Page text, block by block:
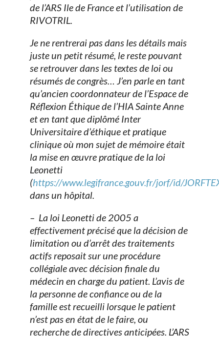
de l’ARS Ile de France et l’utilisation de
RIVOTRIL.
Je ne rentrerai pas dans les détails mais
juste un petit résumé, le reste pouvant
se retrouver dans les textes de loi ou
résumés de congrès… J’en parle en tant
qu’ancien coordonnateur de l’Espace de
Réflexion Éthique de l’HIA Sainte Anne
et en tant que diplômé Inter
Universitaire d’éthique et pratique
clinique où mon sujet de mémoire était
la mise en œuvre pratique de la loi
Leonetti
(https://www.legifrance.gouv.fr/jorf/id/
dans un hôpital.
– La loi Leonetti de 2005 a
effectivement précisé que la décision de
limitation ou d’arrêt des traitements
actifs reposait sur une procédure
collégiale avec décision finale du
médecin en charge du patient. L’avis de
la personne de confiance ou de la
famille est recueilli lorsque le patient
n’est pas en état de le faire, ou
recherche de directives anticipées. L’ARS